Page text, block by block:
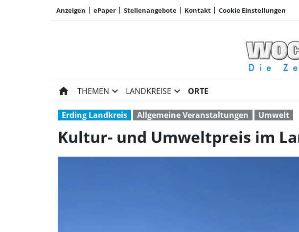
Anzeigen ePaper Stellenangebote Kontakt Cookie Einstellungen
home THEMEN expand_more LANDKREISE expand_more ORTE
Erding Landkreis Allgemeine Veranstaltungen Umwelt
Kultur- und Umweltpreis im